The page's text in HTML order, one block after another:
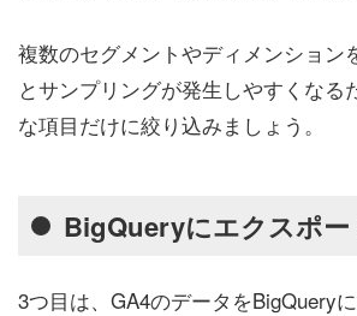
複数のセグメントやディメンション
とサンプリングが発生しやすくなる
な項目だけに絞り込みましょう。
BigQueryにエクスポー
3つ目は、GA4のデータをBigQuery